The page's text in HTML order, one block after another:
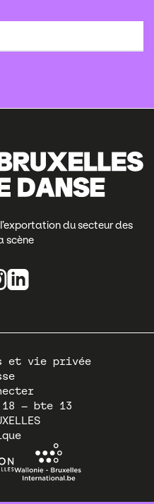
du secteur des
scène
et vie privée
18 – bte 13